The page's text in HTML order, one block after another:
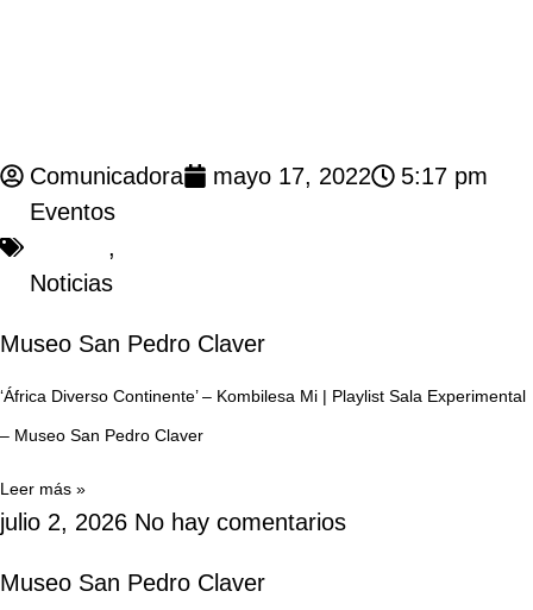
Comunicadora mayo 17, 2022
5:17 pm
Eventos
,
Noticias
Museo San Pedro Claver
‘África Diverso Continente’ – Kombilesa Mi | Playlist Sala Experimental
– Museo San Pedro Claver
Leer más »
julio 2, 2026 No hay comentarios
Museo San Pedro Claver